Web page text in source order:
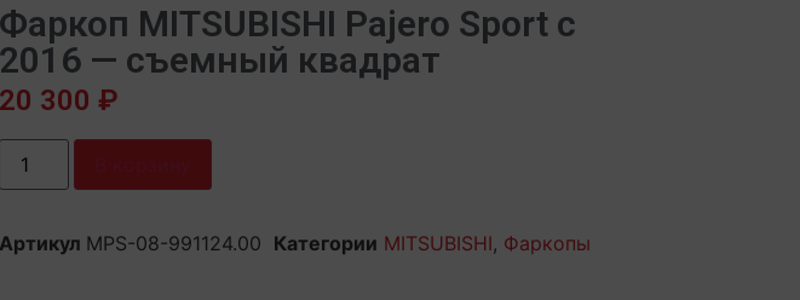
Фаркоп MITSUBISHI Pajero Sport с
2016 — съемный квадрат
20 300 ₽
Артикул MPS-08-991124.00 Категории MITSUBISHI, Фаркопы